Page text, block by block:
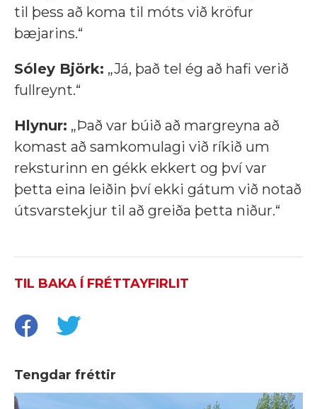
til þess að koma til móts við kröfur
bæjarins.“
Sóley Björk: „Já, það tel ég að hafi verið
fullreynt.“
Hlynur: „Það var búið að margreyna að
komast að samkomulagi við ríkið um
reksturinn en gékk ekkert og því var
þetta eina leiðin því ekki gátum við notað
útsvarstekjur til að greiða þetta niður.“
TIL BAKA Í FRÉTTAYFIRLIT
Tengdar fréttir